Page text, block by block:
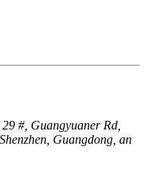
#, Guangyuaner Rd,
Guangdong, an